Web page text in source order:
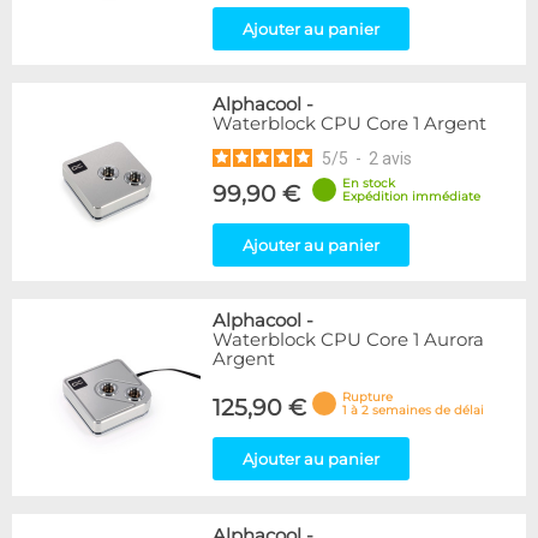
Ajouter au panier
Alphacool -
Waterblock CPU Core 1 Argent
5/5 - 2 avis
99,90 €
En stock
Expédition immédiate
Ajouter au panier
Alphacool -
Waterblock CPU Core 1 Aurora
Argent
125,90 €
Rupture
1 à 2 semaines de délai
Ajouter au panier